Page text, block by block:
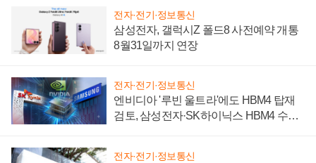
전자·전기·정보통신
삼성전자, 갤럭시Z 폴드8 사전예약 개통
8월31일까지 연장
전자·전기·정보통신
엔비디아 '루빈 울트라'에도 HBM4 탑재
검토, 삼성전자·SK하이닉스 HBM4 수율
전자·전기·정보통신